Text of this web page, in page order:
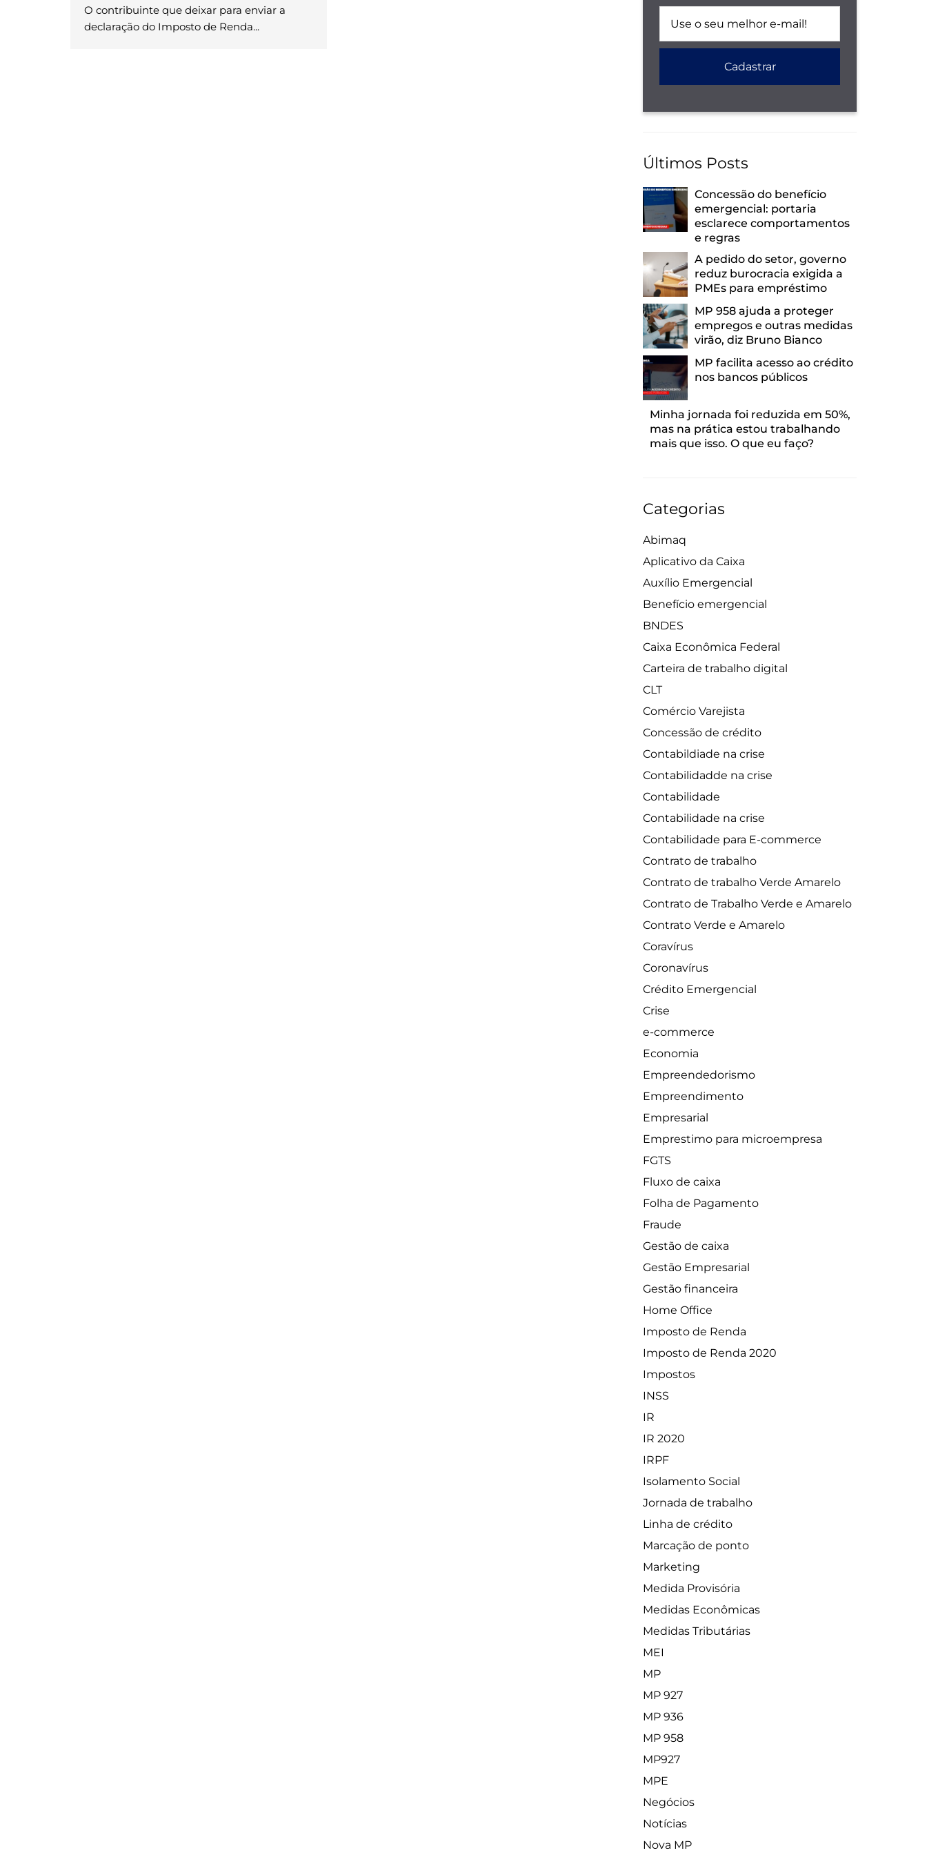
O contribuinte que deixar para enviar a
declaração do Imposto de Renda...
Últimos Posts
Concessão do benefício
emergencial: portaria
esclarece comportamentos
e regras
A pedido do setor, governo
reduz burocracia exigida a
PMEs para empréstimo
MP 958 ajuda a proteger
empregos e outras medidas
virão, diz Bruno Bianco
MP facilita acesso ao crédito
nos bancos públicos
Minha jornada foi reduzida em 50%,
mas na prática estou trabalhando
mais que isso. O que eu faço?
Categorias
Abimaq
Aplicativo da Caixa
Auxílio Emergencial
Benefício emergencial
BNDES
Caixa Econômica Federal
Carteira de trabalho digital
CLT
Comércio Varejista
Concessão de crédito
Contabildiade na crise
Contabilidadde na crise
Contabilidade
Contabilidade na crise
Contabilidade para E-commerce
Contrato de trabalho
Contrato de trabalho Verde Amarelo
Contrato de Trabalho Verde e Amarelo
Contrato Verde e Amarelo
Coravírus
Coronavírus
Crédito Emergencial
Crise
e-commerce
Economia
Empreendedorismo
Empreendimento
Empresarial
Emprestimo para microempresa
FGTS
Fluxo de caixa
Folha de Pagamento
Fraude
Gestão de caixa
Gestão Empresarial
Gestão financeira
Home Office
Imposto de Renda
Imposto de Renda 2020
Impostos
INSS
IR
IR 2020
IRPF
Isolamento Social
Jornada de trabalho
Linha de crédito
Marcação de ponto
Marketing
Medida Provisória
Medidas Econômicas
Medidas Tributárias
MEI
MP
MP 927
MP 936
MP 958
MP927
MPE
Negócios
Notícias
Nova MP